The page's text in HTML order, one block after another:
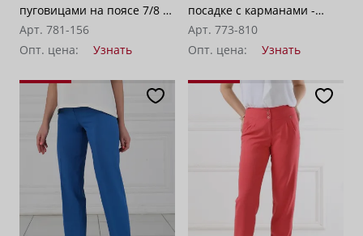
пуговицами на поясе 7/8 -
«Модерн»
Арт. 781-156
Опт. цена:
Узнать
посадке с карманами -
"Доминикана"
Арт. 773-810
Опт. цена:
Узнать